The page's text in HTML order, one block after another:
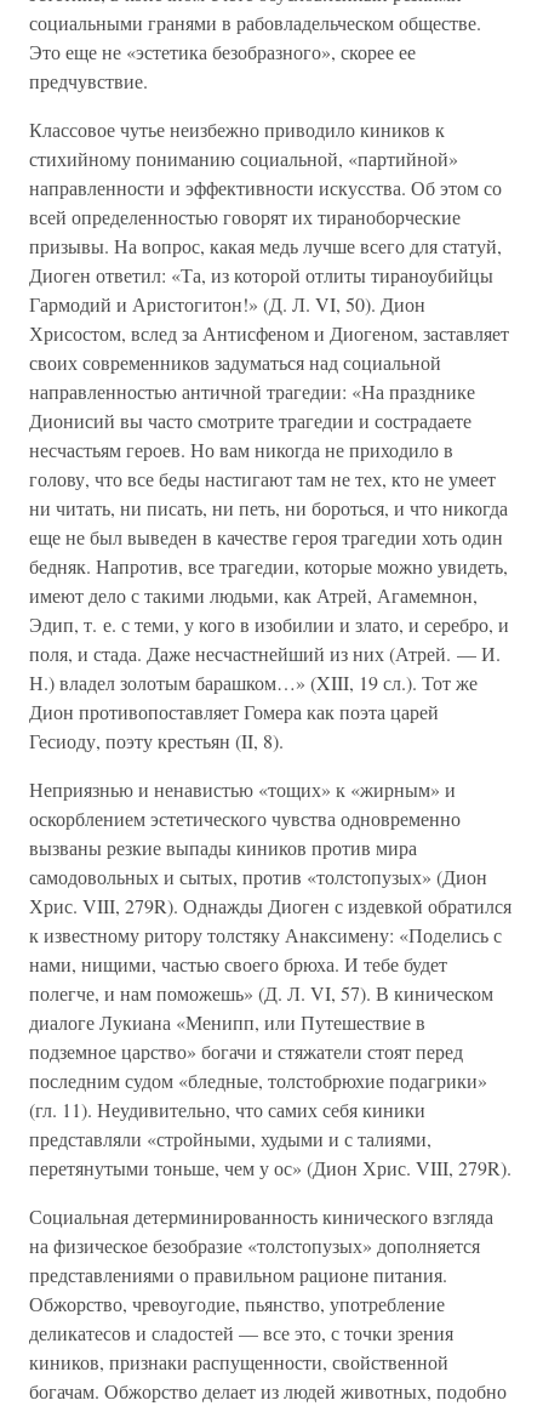
социальными гранями в рабовладельческом обществе.
Это еще не «эстетика безобразного», скорее ее
предчувствие.
Классовое чутье неизбежно приводило киников к
стихийному пониманию социальной, «партийной»
направленности и эффективности искусства. Об этом со
всей определенностью говорят их тираноборческие
призывы. На вопрос, какая медь лучше всего для статуй,
Диоген ответил: «Та, из которой отлиты тираноубийцы
Гармодий и Аристогитон!» (Д. Л. VI, 50). Дион
Хрисостом, вслед за Антисфеном и Диогеном, заставляет
своих современников задуматься над социальной
направленностью античной трагедии: «На празднике
Дионисий вы часто смотрите трагедии и сострадаете
несчастьям героев. Но вам никогда не приходило в
голову, что все беды настигают там не тех, кто не умеет
ни читать, ни писать, ни петь, ни бороться, и что никогда
еще не был выведен в качестве героя трагедии хоть один
бедняк. Напротив, все трагедии, которые можно увидеть,
имеют дело с такими людьми, как Атрей, Агамемнон,
Эдип, т. е. с теми, у кого в изобилии и злато, и серебро, и
поля, и стада. Даже несчастнейший из них (Атрей. — И.
Н.) владел золотым барашком…» (XIII, 19 сл.). Тот же
Дион противопоставляет Гомера как поэта царей
Гесиоду, поэту крестьян (II, 8).
Неприязнью и ненавистью «тощих» к «жирным» и
оскорблением эстетического чувства одновременно
вызваны резкие выпады киников против мира
самодовольных и сытых, против «толстопузых» (Дион
Хрис. VIII, 279R). Однажды Диоген с издевкой обратился
к известному ритору толстяку Анаксимену: «Поделись с
нами, нищими, частью своего брюха. И тебе будет
полегче, и нам поможешь» (Д. Л. VI, 57). В киническом
диалоге Лукиана «Менипп, или Путешествие в
подземное царство» богачи и стяжатели стоят перед
последним судом «бледные, толстобрюхие подагрики»
(гл. 11). Неудивительно, что самих себя киники
представляли «стройными, худыми и с талиями,
перетянутыми тоньше, чем у ос» (Дион Хрис. VIII, 279R).
Социальная детерминированность кинического взгляда
на физическое безобразие «толстопузых» дополняется
представлениями о правильном рационе питания.
Обжорство, чревоугодие, пьянство, употребление
деликатесов и сладостей — все это, с точки зрения
киников, признаки распущенности, свойственной
богачам. Обжорство делает из людей животных, подобно